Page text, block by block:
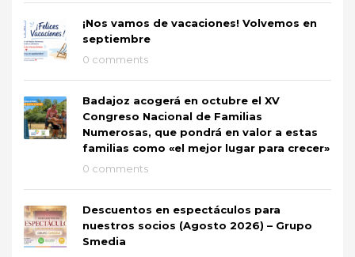
¡Nos vamos de vacaciones! Volvemos en
septiembre
0 comments
Badajoz acogerá en octubre el XV
Congreso Nacional de Familias
Numerosas, que pondrá en valor a estas
familias como «el mejor lugar para crecer»
0 comments
Descuentos en espectáculos para
nuestros socios (Agosto 2026) – Grupo
Smedia